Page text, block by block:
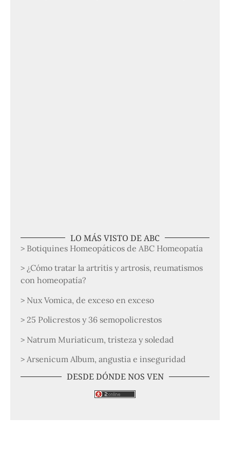
LO MÁS VISTO DE ABC
> Botiquines Homeopáticos de ABC Homeopatía
> ¿Cómo tratar la artritis y artrosis, reumatismos
con homeopatía?
> Nux Vomica, de exceso en exceso
> 25 Policrestos y 36 semopolicrestos
> Natrum Muriaticum, tristeza y soledad
> Arsenicum Album, angustia e inseguridad
DESDE DÓNDE NOS VEN